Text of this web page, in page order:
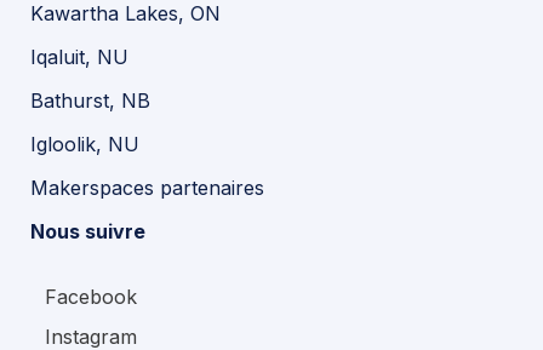
Kawartha Lakes, ON
Iqaluit, NU
Bathurst, NB
Igloolik, NU
Makerspaces partenaires
Nous suivre
Facebook
Instagram